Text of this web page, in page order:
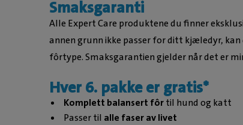
Smaksgaranti
Alle Expert Care produktene du finner
annen grunn ikke passer for ditt kjæledyr,
fôrtype. Smaksgarantien gjelder når det er
Hver 6. pakke er gratis*
Komplett balansert fôrtil hund og katt
Passer til alle faser av livet